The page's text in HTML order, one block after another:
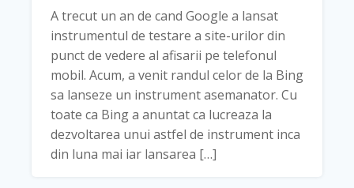
A trecut un an de cand Google a lansat
instrumentul de testare a site-urilor din
punct de vedere al afisarii pe telefonul
mobil. Acum, a venit randul celor de la Bing
sa lanseze un instrument asemanator. Cu
toate ca Bing a anuntat ca lucreaza la
dezvoltarea unui astfel de instrument inca
din luna mai iar lansarea […]